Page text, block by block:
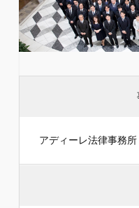
アディーレ法律事務所